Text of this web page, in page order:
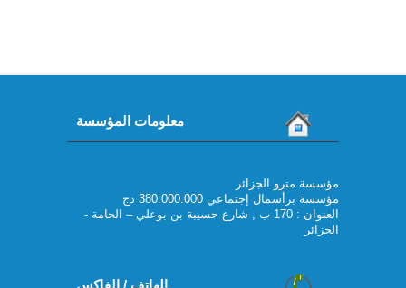
معلومات المؤسسة
مؤسسة مترو الجزائر
مؤسسة برأسمال إجتماعي 380.000.000 دج
العنوان : 170 ب , شارع حسيبة بن بوعلي – الحامة -
الجزائر
الهاتف / الفاكس